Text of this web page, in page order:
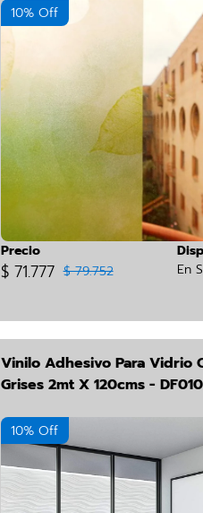
10% Off
Precio
$ 71.777 $ 79.752
En
Vinilo Adhesivo Para Vidrio
Grises 2mt X 120cms -
10% Off